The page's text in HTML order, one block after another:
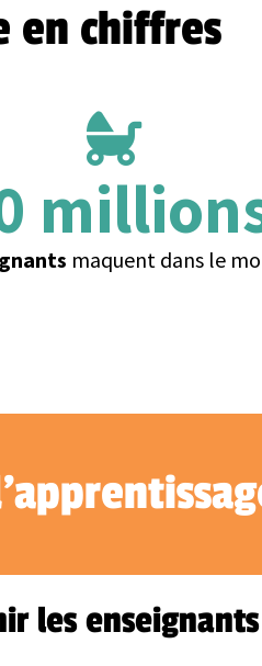
en chiffres
maquent dans le
les enseignants